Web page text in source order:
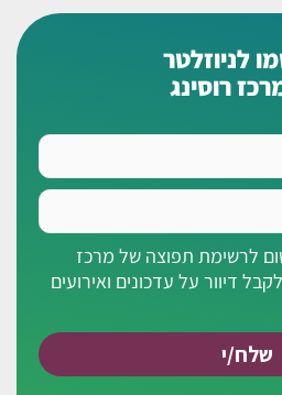
לניוזלטר
רוסינג
תפוצה של מרכז
דיוור על עדכונים ואירועים